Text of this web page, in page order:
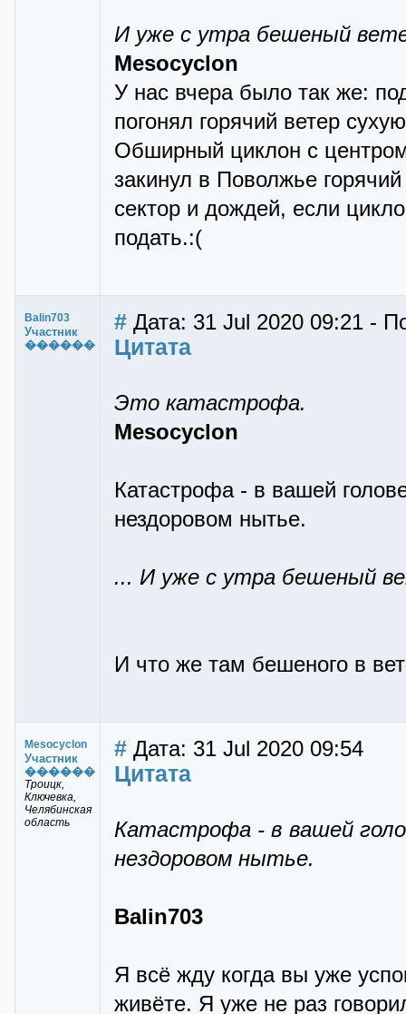
И уже с утра бешеный
Mesocyclon
У нас вчера было так же:
погонял горячий ветер
Обширный циклон с центром
закинул в Поволжье
сектор и дождей, если
подать.:(
Balin703
Участник
������
# Дата: 31 Jul 2020 09:21 -
Цитата
Это катастрофа.
Mesocyclon
Катастрофа - в вашей
нездоровом нытье.
... И уже с утра бешеный
И что же там бешеного в
Mesocyclon
Участник
������
Троицк,
Ключевка,
Челябинская
область
# Дата: 31 Jul 2020 09:54
Цитата
Катастрофа - в вашей
нездоровом нытье.
Balin703
Я всё жду когда вы уже
живёте. Я уже не раз